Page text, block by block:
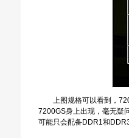
上图规格可以看到，
7200GS身上出现，毫无疑
可能只会配备DDR1和